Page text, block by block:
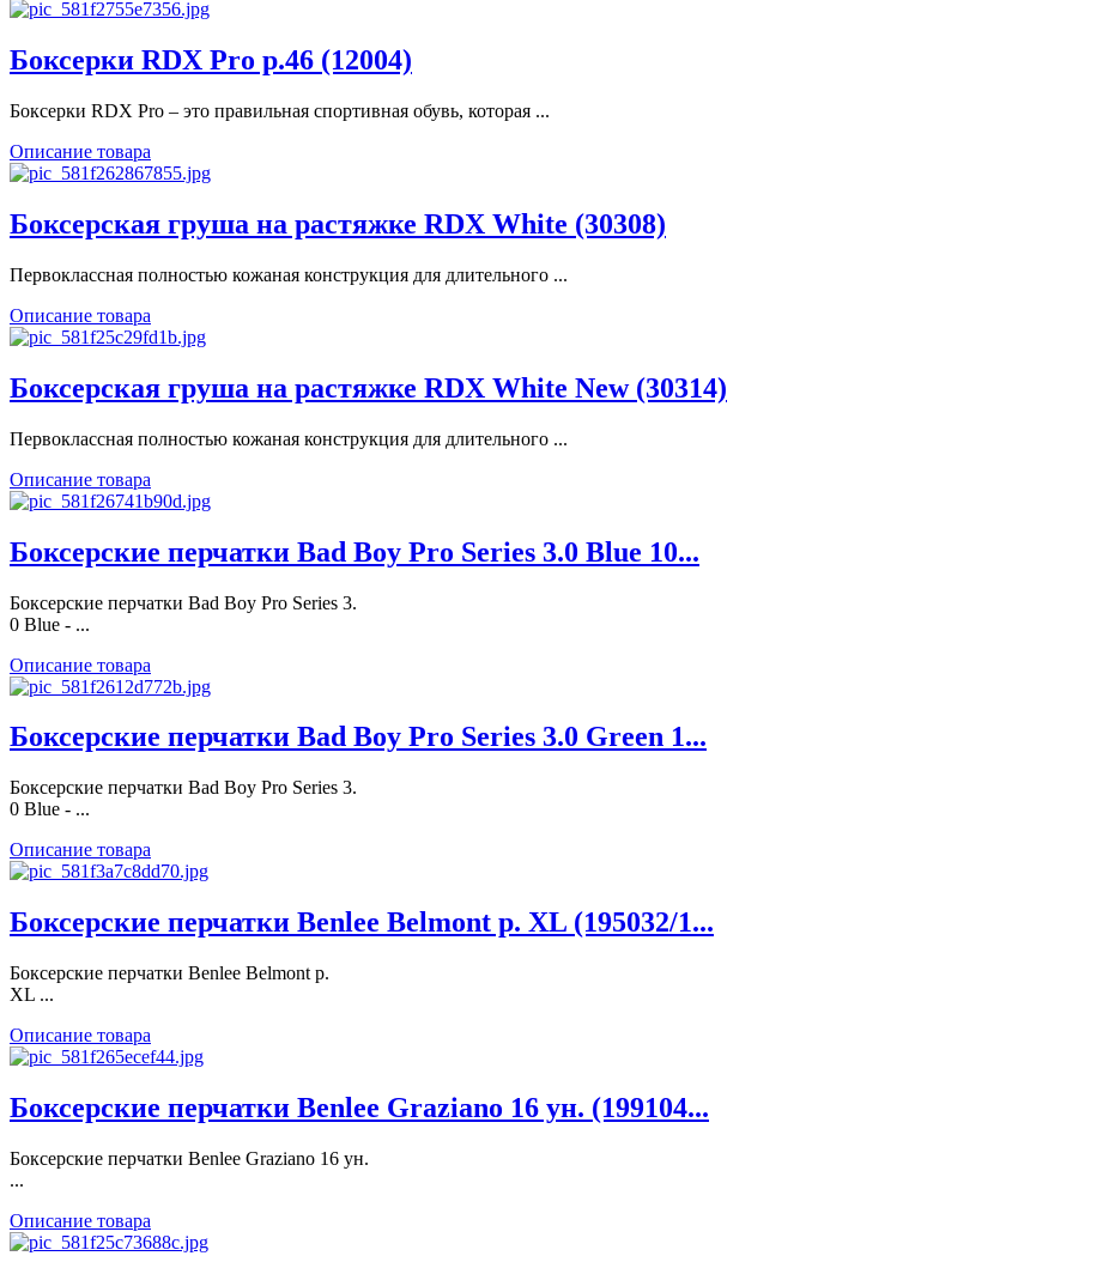
Боксерки RDX Pro р.46 (12004)
Боксерки RDX Pro – это правильная спортивная обувь, которая ...
Описание товара
Боксерская груша на растяжке RDX White (30308)
Первоклассная полностью кожаная конструкция для длительного ...
Описание товара
Боксерская груша на растяжке RDX White New (30314)
Первоклассная полностью кожаная конструкция для длительного ...
Описание товара
Боксерские перчатки Bad Boy Pro Series 3.0 Blue 10...
Боксерские перчатки Bad Boy Pro Series 3.
0 Blue - ...
Описание товара
Боксерские перчатки Bad Boy Pro Series 3.0 Green 1...
Боксерские перчатки Bad Boy Pro Series 3.
0 Blue - ...
Описание товара
Боксерские перчатки Benlee Belmont р. XL (195032/1...
Боксерские перчатки Benlee Belmont р.
XL ...
Описание товара
Боксерские перчатки Benlee Graziano 16 ун. (199104...
Боксерские перчатки Benlee Graziano 16 ун.
...
Описание товара